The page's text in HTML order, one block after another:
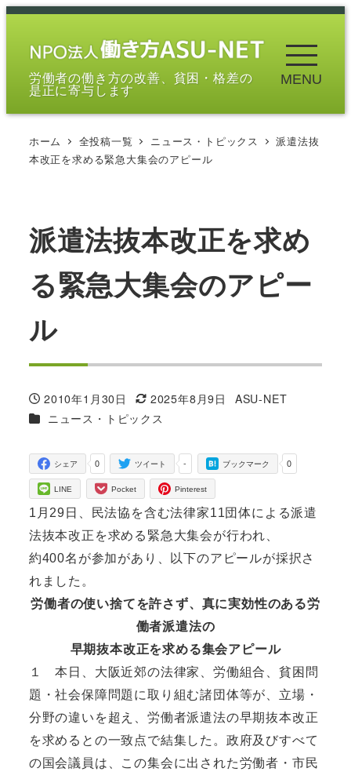
メ
労働者の働き方の改善、貧困・格差の
是正に寄与します
MENU
ホーム 全投稿一覧 ニュース・トピックス
派遣法抜
本改正を求める緊急大集会のアピール
派遣法抜本改正を求め
る緊急大集会のアピー
ル
投稿日
2010年1月30日
更新日
2025年8月9日
著
ASU-NET
カテゴリー
ニュース・トピックス
0
シェア -
ツイート 0
ブックマーク
LINE Pocket Pinterest
1月29日、民法協を含む法律家11団体による派遣
法抜本改正を求める緊急大集会が行われ、
約400名が参加があり、以下のアピールが採択さ
れました。
労働者の使い捨てを許さず、真に実効性のある労
働者派遣法の
早期抜本改正を求める集会アピール
１ 本日、大阪近郊の法律家、労働組合、貧困問
題・社会保障問題に取り組む諸団体等が、立場・
分野の違いを超え、労働者派遣法の早期抜本改正
を求めるとの一致点で結集した。政府及びすべて
の国会議員は、この集会に出された労働者・市民